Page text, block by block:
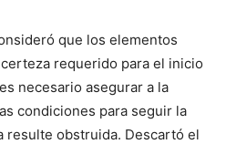
que los elementos
requerido para el inicio
necesario asegurar a la
condiciones para seguir la
resulte obstruida. Descartó el